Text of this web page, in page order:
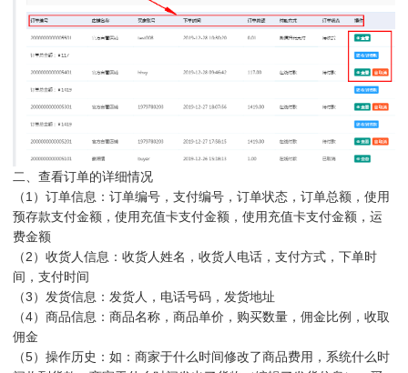
二、查看订单的详细情况
（1）订单信息：订单编号，支付编号，订单状态，订单总额，使用
预存款支付金额，使用充值卡支付金额，使用充值卡支付金额，运
费金额
（2）收货人信息：收货人姓名，收货人电话，支付方式，下单时
间，支付时间
（3）发货信息：发货人，电话号码，发货地址
（4）商品信息：商品名称，商品单价，购买数量，佣金比例，收取
佣金
（5）操作历史：如：商家于什么时间修改了商品费用，系统什么时